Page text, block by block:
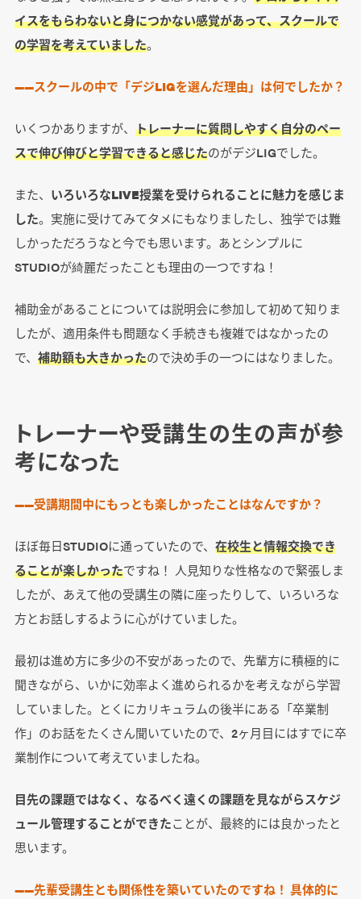
イスをもらわないと身につかない感覚があって、スクールで
の学習を考えていました。
――スクールの中で「デジLIGを選んだ理由」は何でしたか？
いくつかありますが、 トレーナーに質問しやすく自分のペー
スで伸び伸びと学習できると感じたのがデジLIGでした。
また、 いろいろなLIVE授業を受けられることに魅力を感じま
した。実施に受けてみてタメにもなりましたし、独学では難
しかっただろうなと今でも思います。あとシンプルに
STUDIOが綺麗だったことも理由の一つですね！
補助金があることについては説明会に参加して初めて知りま
したが、適用条件も問題なく手続きも複雑ではなかったの
で、 補助額も大きかったので決め手の一つにはなりました。
トレーナーや受講生の生の声が参
考になった
――受講期間中にもっとも楽しかったことはなんですか？
ほぼ毎日STUDIOに通っていたので、 在校生と情報交換でき
ることが楽しかったですね！ 人見知りな性格なので緊張しま
したが、あえて他の受講生の隣に座ったりして、いろいろな
方とお話しするように心がけていました。
最初は進め方に多少の不安があったので、先輩方に積極的に
聞きながら、いかに効率よく進められるかを考えながら学習
していました。とくにカリキュラムの後半にある「卒業制
作」のお話をたくさん聞いていたので、2ヶ月目にはすでに卒
業制作について考えていましたね。
目先の課題ではなく、なるべく遠くの課題を見ながらスケジ
ュール管理することができたことが、最終的には良かったと
思います。
――先輩受講生とも関係性を築いていたのですね！ 具体的に